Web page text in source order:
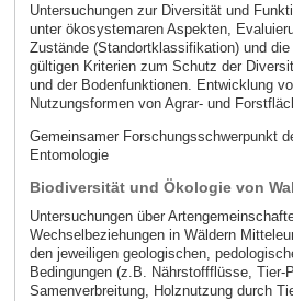
Untersuchungen zur Diversität und
unter ökosystemaren Aspekten,
Zustände (Standortklassifikation) und
gültigen Kriterien zum Schutz der
und der Bodenfunktionen. Entwicklung
Nutzungsformen von Agrar- und
Gemeinsamer Forschungsschwerpunkt
Entomologie
Biodiversität und Ökologie von
Untersuchungen über
Wechselbeziehungen in Wäldern
den jeweiligen geologischen,
Bedingungen (z.B. Nährstoffflüsse, Tier-
Samenverbreitung, Holznutzung durch